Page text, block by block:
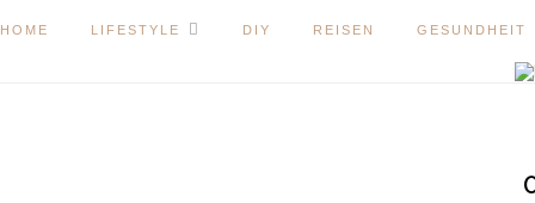
HOME LIFESTYLE DIY REISEN GESUNDHEIT